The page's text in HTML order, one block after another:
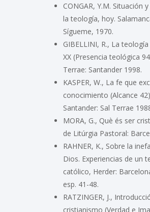
CONGAR, Y.M. Situación
la teología, hoy.
Sígueme, 1970.
GIBELLINI, R., La
XX (Presencia teológica
Terrae: Santander 1998.
KASPER, W., La fe que
conocimiento (Alcance
Santander: Sal Terrae
MORA, G., Què és ser
de Litúrgia Pastoral:
RAHNER, K., Sobre la
Dios. Experiencias de un
católico, Herder:
esp. 41-48.
RATZINGER, J.,
cristianismo (Verdad e